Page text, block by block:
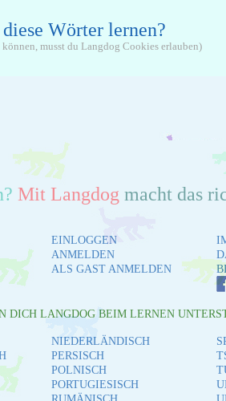
Wörter lernen?
musst du Langdog Cookies erlauben)
Mit Langdog macht das
EINLOGGEN
ANMELDEN
ALS GAST ANMELDEN
DICH LANGDOG BEIM LERNEN
NIEDERLÄNDISCH
PERSISCH
POLNISCH
PORTUGIESISCH